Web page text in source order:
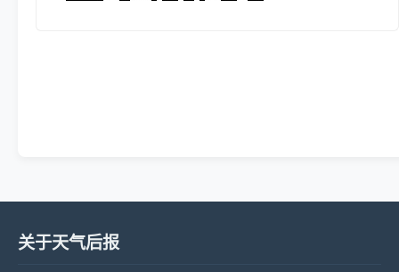
关于天气后报